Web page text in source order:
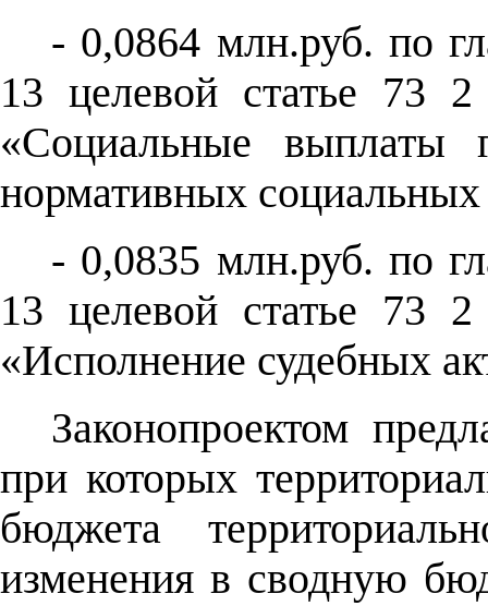
- 0,0864 млн.руб. по
13 целевой статье 73
«Социальные выплаты
нормативных
- 0,0835 млн.руб. по
13 целевой статье 73
«Исполнение судебных
Законопроектом
при которых
бюджета
изменения в сводную